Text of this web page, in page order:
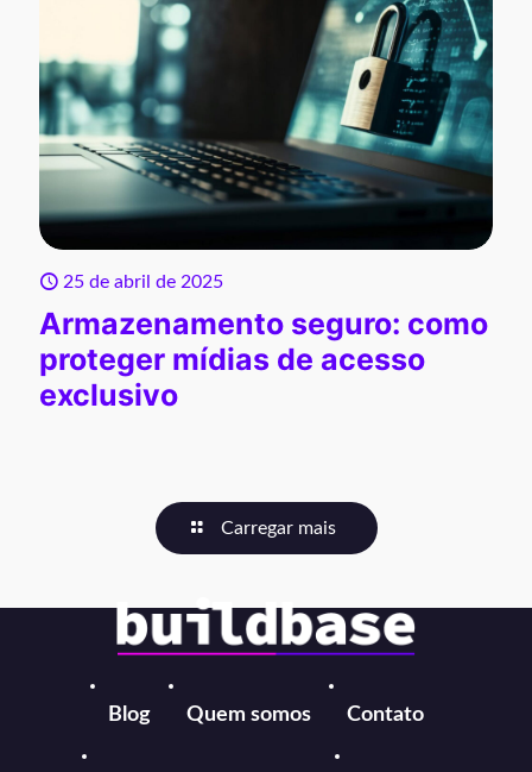
25 de abril de 2025
Armazenamento seguro: como
proteger mídias de acesso
exclusivo
Carregar mais
Blog Quem somos Contato